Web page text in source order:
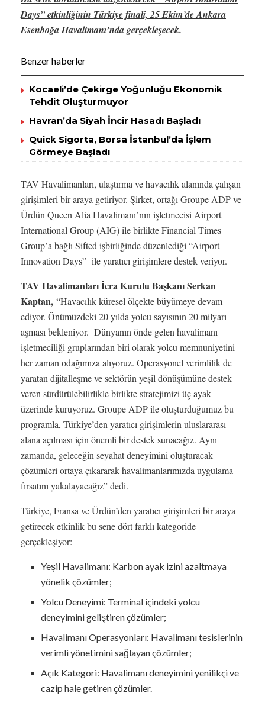
Days” etkinliğinin Türkiye finali, 25 Ekim’de Ankara
Esenboğa Havalimanı’nda gerçekleşecek.
Benzer haberler
Kocaeli’de Çekirge Yoğunluğu Ekonomik
Tehdit Oluşturmuyor
Havran’da Siyah İncir Hasadı Başladı
Quick Sigorta, Borsa İstanbul’da İşlem
Görmeye Başladı
TAV Havalimanları, ulaştırma ve havacılık alanında çalışan
girişimleri bir araya getiriyor. Şirket, ortağı Groupe ADP ve
Ürdün Queen Alia Havalimanı’nın işletmecisi Airport
International Group (AIG) ile birlikte Financial Times
Group’a bağlı Sifted işbirliğinde düzenlediği “Airport
Innovation Days” ile yaratıcı girişimlere destek veriyor.
TAV Havalimanları İcra Kurulu Başkanı Serkan
Kaptan, “Havacılık küresel ölçekte büyümeye devam
ediyor. Önümüzdeki 20 yılda yolcu sayısının 20 milyarı
aşması bekleniyor. Dünyanın önde gelen havalimanı
işletmeciliği gruplarından biri olarak yolcu memnuniyetini
her zaman odağımıza alıyoruz. Operasyonel verimlilik de
yaratan dijitalleşme ve sektörün yeşil dönüşümüne destek
veren sürdürülebilirlikle birlikte stratejimizi üç ayak
üzerinde kuruyoruz. Groupe ADP ile oluşturduğumuz bu
programla, Türkiye’den yaratıcı girişimlerin uluslararası
alana açılması için önemli bir destek sunacağız. Aynı
zamanda, geleceğin seyahat deneyimini oluşturacak
çözümleri ortaya çıkararak havalimanlarımızda uygulama
fırsatını yakalayacağız” dedi.
Türkiye, Fransa ve Ürdün’den yaratıcı girişimleri bir araya
getirecek etkinlik bu sene dört farklı kategoride
gerçekleşiyor:
Yeşil Havalimanı: Karbon ayak izini azaltmaya
yönelik çözümler;
Yolcu Deneyimi: Terminal içindeki yolcu
deneyimini geliştiren çözümler;
Havalimanı Operasyonları: Havalimanı tesislerinin
verimli yönetimini sağlayan çözümler;
Açık Kategori: Havalimanı deneyimini yenilikçi ve
cazip hale getiren çözümler.